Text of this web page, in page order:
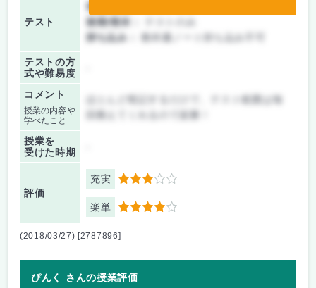
テスト
前期/中間：
後期/期末：
持ち込み：
教科書ノート持ち込み不可
テストの方
式や難易度
コメント
授業の内容や
学べたこと
授業を
受けた時期
評価
充実 3
楽単 4
(2018/03/27) [2787896]
ぴんく さんの授業評価